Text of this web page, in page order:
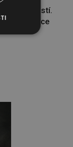
reprodukce